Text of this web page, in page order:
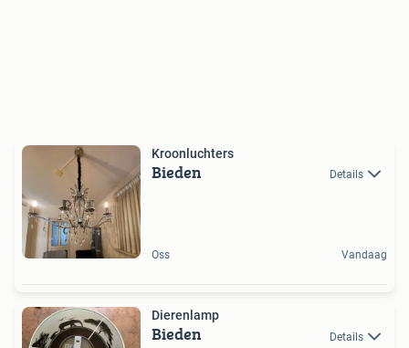
Kroonluchters
Bieden Details
Oss Vandaag
Dierenlamp
Bieden Details